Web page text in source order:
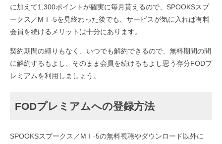
に加えて1,300ポイントが確実に毎月貰えるので、SPOOKSスプ
ークス／MＩ-5を見終わった後でも、サービスが気に入れば有料
会員を続けるメリットは十分にあります。
契約期間の縛りもなく、いつでも解約できるので、無料期間の間
に解約するもよし、そのまま会員を続けるもよし思う存分FODプ
レミアムを利用しましょう。
FODプレミアムへの登録方法
SPOOKSスプークス／MＩ-5の無料視聴やダウンロード以外に